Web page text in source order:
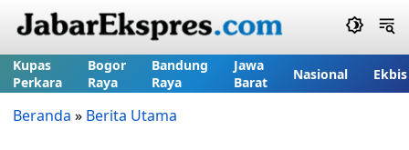
Kupas
Perkara
Bogor
Raya
Bandung
Raya
Jawa
Barat
Nasional Ekbis
Beranda » Berita Utama